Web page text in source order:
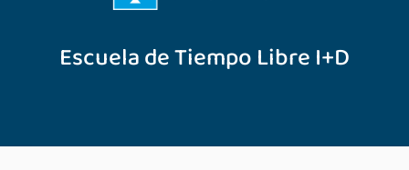
Escuela de Tiempo Libre I+D